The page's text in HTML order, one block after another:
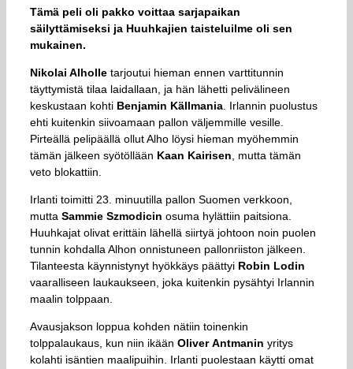
Tämä peli oli pakko voittaa sarjapaikan
säilyttämiseksi ja Huuhkajien taisteluilme oli sen
mukainen.
Nikolai Alholle tarjoutui hieman ennen varttitunnin
täyttymistä tilaa laidallaan, ja hän lähetti pelivälineen
keskustaan kohti Benjamin Källmania . Irlannin puolustus
ehti kuitenkin siivoamaan pallon väljemmille vesille.
Pirteällä pelipäällä ollut Alho löysi hieman myöhemmin
tämän jälkeen syötöllään Kaan Kairisen , mutta tämän
veto blokattiin.
Irlanti toimitti 23. minuutilla pallon Suomen verkkoon,
mutta Sammie Szmodicin osuma hylättiin paitsiona.
Huuhkajat olivat erittäin lähellä siirtyä johtoon noin puolen
tunnin kohdalla Alhon onnistuneen pallonriiston jälkeen.
Tilanteesta käynnistynyt hyökkäys päättyi Robin Lodin
vaaralliseen laukaukseen, joka kuitenkin pysähtyi Irlannin
maalin tolppaan.
Avausjakson loppua kohden nätiin toinenkin
tolppalaukaus, kun niin ikään Oliver Antmanin yritys
kolahti isäntien maalipuihin. Irlanti puolestaan käytti omat